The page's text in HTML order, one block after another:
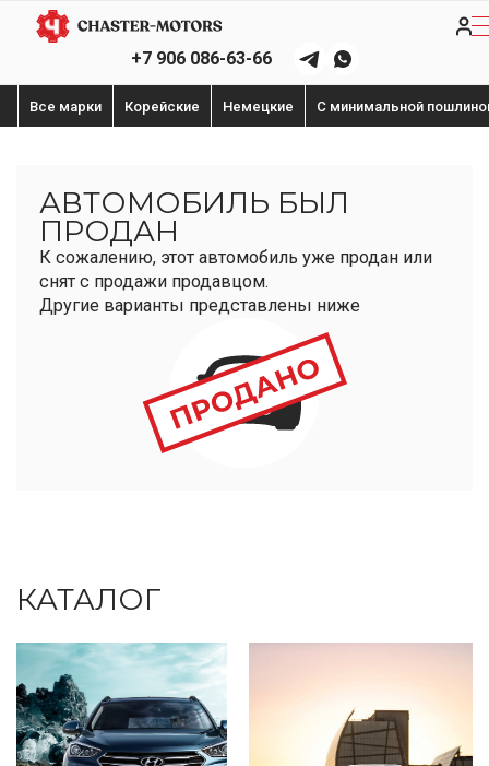
+7 906 086-63-66
Все марки Корейские Немецкие С минимальной
АВТОМОБИЛЬ БЫЛ
ПРОДАН
К сожалению, этот автомобиль уже продан или
снят с продажи продавцом.
Другие варианты представлены ниже
КАТАЛОГ